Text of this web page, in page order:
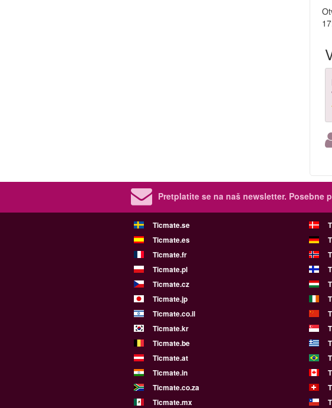
Pretplatite se na naš newsletter. Posebne
Ticmate.se
Ticmate.es
Ticmate.fr
Ticmate.pl
Ticmate.cz
Ticmate.jp
Ticmate.co.il
Ticmate.kr
Ticmate.be
Ticmate.at
Ticmate.in
Ticmate.co.za
Ticmate.mx